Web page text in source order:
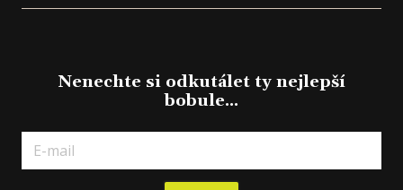
Nenechte si odkutálet ty nejlepší
bobule...